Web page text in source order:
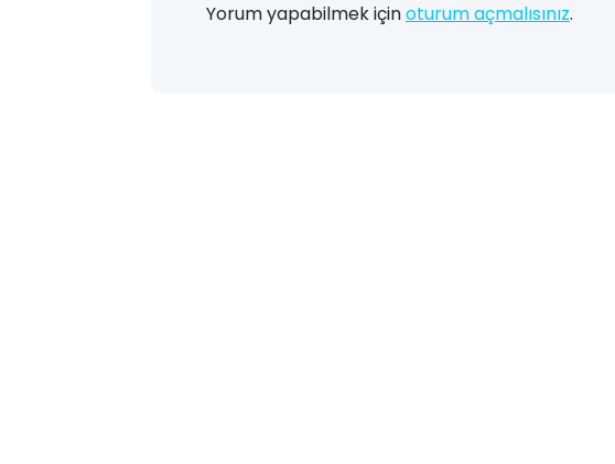
Yorum yapabilmek içinoturum açmalısınız.